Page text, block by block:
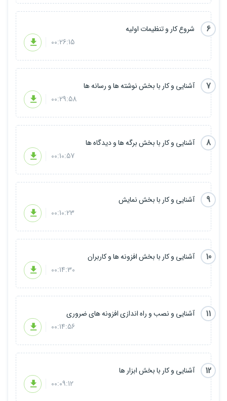
6
شروع کار و تنظیمات اولیه
00:26:15
7
آشنایی و کار با بخش نوشته ها و رسانه ها
00:29:58
8
آشنایی و کار با بخش برگه ها و دیدگاه ها
00:10:57
9
آشنایی و کار با بخش نمایش
00:10:23
10
آشنایی و کار با بخش افزونه ها و کاربران
00:14:30
11
آشنایی و نصب و راه اندازی افزونه های ضروری
00:14:56
12
آشنایی و کار با بخش ابزار ها
00:09:12